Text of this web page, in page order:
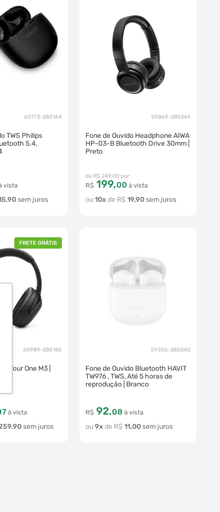
60773-285164
TWS Philips
5.4,
vista
,90
59869-285244
Fone de Ouvido Headphone AIWA
HP-03-B Bluetooth Drive 30mm |
Preto
R$ 249,00
R$ 199,00 à vista
10 R$ 19,90
FRETE GRÁTIS
60989-285186
Tour One M3 |
à vista
,90
59356-285040
Fone de Ouvido Bluetooth HAVIT
TW976 , TWS, Até 5 horas de
reprodução | Branco
R$ 92,08 à vista
9 R$ 11,00